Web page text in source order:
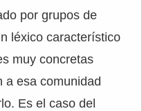
por grupos de
léxico característico
muy concretas
a esa comunidad
Es el caso del